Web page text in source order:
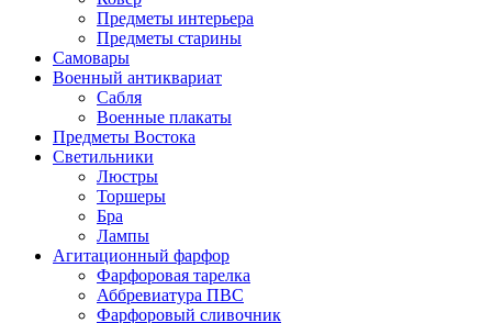
Предметы интерьера
Предметы старины
Самовары
Военный антиквариат
Сабля
Военные плакаты
Предметы Востока
Светильники
Люстры
Торшеры
Бра
Лампы
Агитационный фарфор
Фарфоровая тарелка
Аббревиатура ПВС
Фарфоровый сливочник